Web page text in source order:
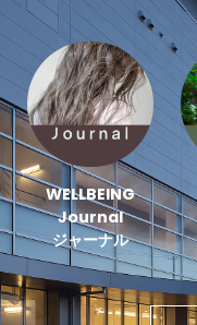
WELLBEING
Journal
ジャーナル